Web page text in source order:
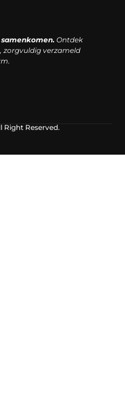
Ontdek
zorgvuldig verzameld
Right Reserved.